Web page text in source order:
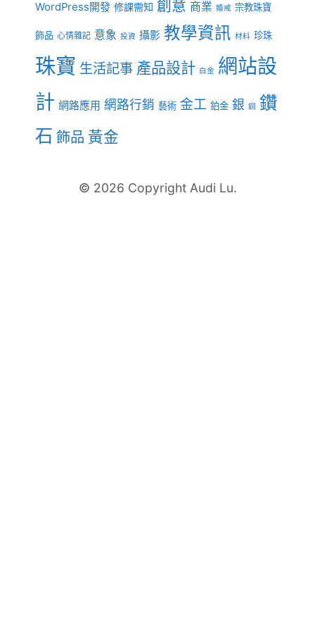
WordPress開發 修課需知 創意 商業 婚戒 宗教珠寶
飾品 心情雜記 意象 投資 攝影 教學資訊 材料 珍珠
珠寶 生活記事 產品設計 白金 網站設
計 網路應用 網路行銷 藝術 金工 鉑金 銀 銅
鑽
石 飾品 黃金
© 2026 Copyright Audi Lu.